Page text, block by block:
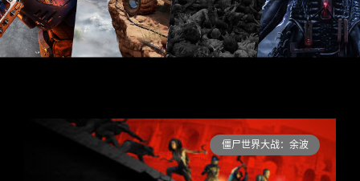
僵尸世界大战：余波